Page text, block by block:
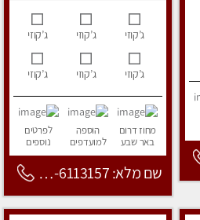
ג’קוזי ג’קוזי ג’קוזי
ג’קוזי ג’קוזי ג’קוזי
מחוז דרום
באר שבע
הוספה
למועדפים
לפרטים
נוספים
שם מלא: 053-6113157